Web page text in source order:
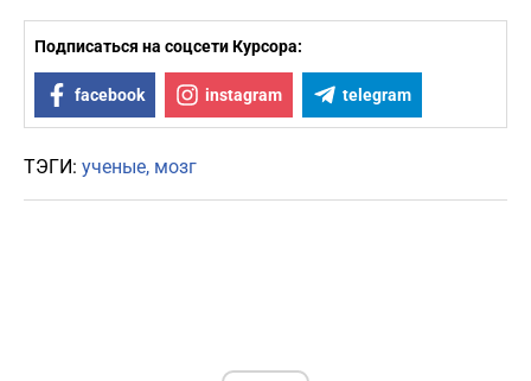
Подписаться на соцсети Курсора:
facebook instagram telegram
ТЭГИ: ученые мозг